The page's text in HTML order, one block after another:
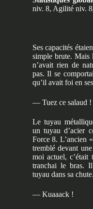
niv. 8, Agilité niv.
Ses capacités
simple brute. Mais
n’avait rien de
pas. Il se
qu’il avait foi en
— Tuez ce salaud !
Le tuyau
un tuyau d’acier
Force 8. L’ancien
tremblé devant
moi actuel, c’était
tranchai le bras.
tuyau dans sa chute.
— Kuaaack !